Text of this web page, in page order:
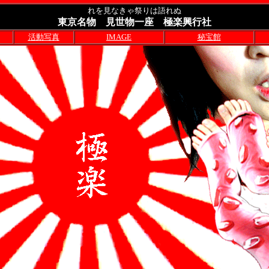
れを見なきゃ祭りは語れぬ
東京名物 見世物一座 極楽興行社
活動写真 IMAGE 秘宝館